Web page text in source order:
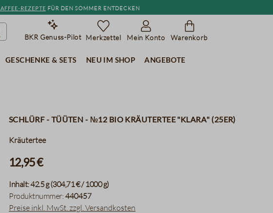
Rezepte für den Sommer entdecken
BKR Genuss-Pilot Merkzettel Mein Konto Warenkorb
Geschenke & Sets Neu im Shop Angebote
Schlürf - Tüüten - №12 BIO Kräutertee "Klara" (25er)
Kräutertee
12,95 €
Inhalt:42.5 g(304,71 € / 1000 g)
Produktnummer:440457
Preise inkl. MwSt. zzgl. Versandkosten